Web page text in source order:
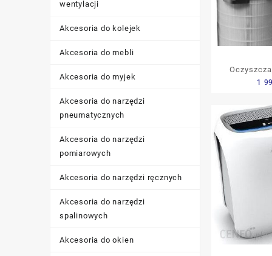
wentylacji
Akcesoria do kolejek
Akcesoria do mebli
Akcesoria do myjek
Akcesoria do narzędzi
pneumatycznych
Akcesoria do narzędzi
pomiarowych
Akcesoria do narzędzi ręcznych
Akcesoria do narzędzi
spalinowych
Akcesoria do okien
Electrolux
1